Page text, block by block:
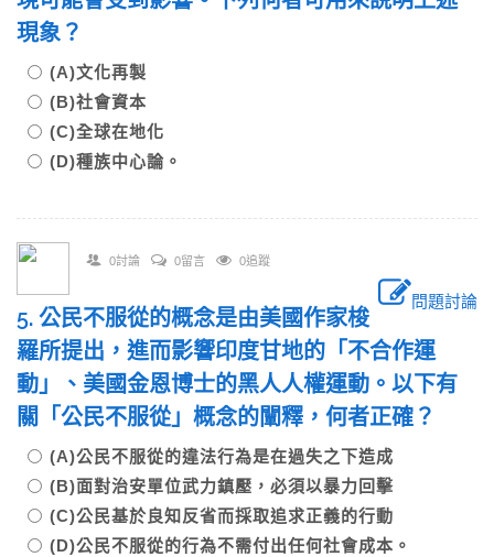
現象？
(A)文化再製
(B)社會資本
(C)全球在地化
(D)種族中心論。
0討論 0留言 0追蹤
問題討論
5. 公民不服從的概念是由美國作家梭
羅所提出，進而影響印度甘地的「不合作運
動」、美國金恩博士的黑人人權運動。以下有
關「公民不服從」概念的闡釋，何者正確？
(A)公民不服從的違法行為是在過失之下造成
(B)面對治安單位武力鎮壓，必須以暴力回擊
(C)公民基於良知反省而採取追求正義的行動
(D)公民不服從的行為不需付出任何社會成本。